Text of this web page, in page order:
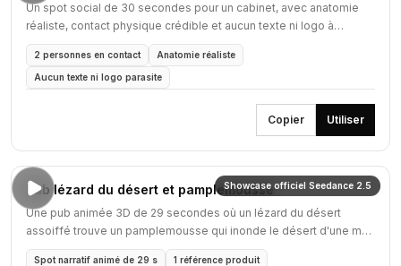
Un spot social de 30 secondes pour un cabinet, avec anatomie
réaliste, contact physique crédible et aucun texte ni logo à
l'image.
2 personnes en contact Anatomie réaliste
Aucun texte ni logo parasite
Copier Utiliser
Showcase officiel Seedance 2.5
Pub lézard du désert et pamplemousse
Une pub animée 3D de 29 secondes où un lézard du désert
assoiffé trouve un pamplemousse qui inonde le désert d'une mer
de jus.
Spot narratif animé de 29 s 1 référence produit